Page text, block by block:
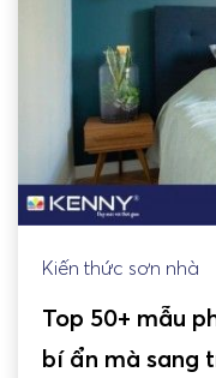
Kiến thức sơn nhà
Top 50+ mẫu
bí ẩn mà sang